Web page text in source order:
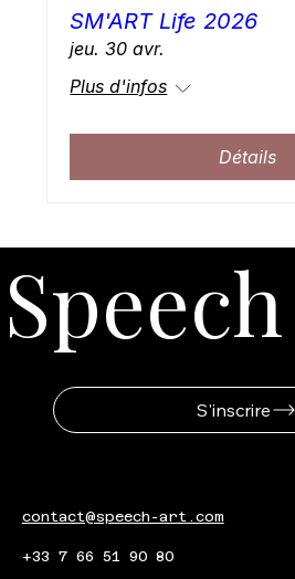
SM'ART Life 2026
jeu. 30 avr.
Plus d'infos
Détails
contact@speech-art.com
+33 7 66 51 90 80
S'inscrire